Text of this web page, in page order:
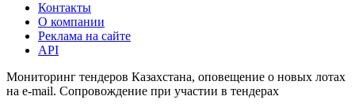
Контакты
О компании
Реклама на сайте
API
Мониторинг тендеров Казахстана, оповещение о новых лотах
на e-mail. Сопровождение при участии в тендерах